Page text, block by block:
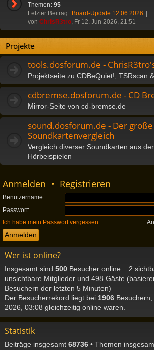
Themen: 95
Letzter Beitrag: Board-Update 12.06.2026
von ChrisR3tro, Fr 12. Jun 2026, 21:51
Projekte
tools.dosforum.de -
Projektseite zu CDBeQuiet!, TSRscan
cdbremse.dosforum.de - CD
Mirror-Seite von cd-bremse.de
sound.dosforum.de - Der große
Soundkartenvergleich
Vergleich diverser Soundkarten aus
Hörbeispielen
Anmelden • Registrieren
Benutzername:
Passwort:
Ich habe mein Passwort vergessen
Wer ist online?
Insgesamt sind 500 Besucher online :: 2
unsichtbare Mitglieder und 498 Gäste
Besuchern der letzten 5 Minuten)
Der Besucherrekord liegt bei 1906
2026, 03:08 gleichzeitig online waren.
Statistik
Beiträge insgesamt 68736 • Themen